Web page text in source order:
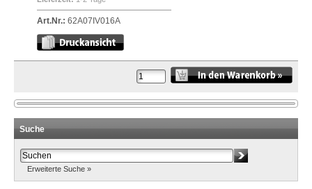
Anmelden
Art.Nr.: 62A07IV016A
Suche
Erweiterte Suche »